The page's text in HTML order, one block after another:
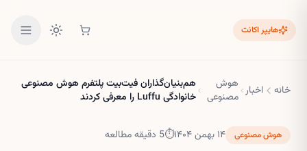
هایپر اکانت
خانه اخبار هوش
مصنوعی
هم‌بنیان‌گذاران فیت‌بیت پلتفرم هوش مصنوعی
خانوادگی Luffu را معرفی کردند
هوش مصنوعی ۱۴ بهمن ۱۴۰۴ ⏱
5 دقیقه مطالعه